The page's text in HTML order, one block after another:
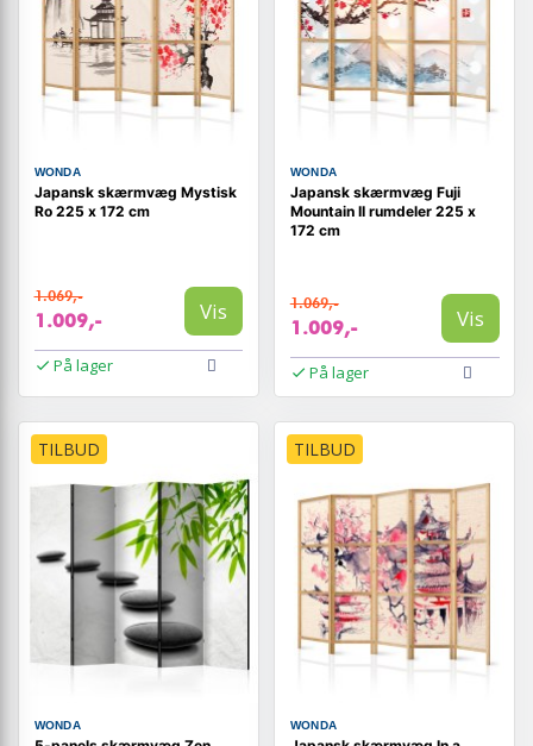
WONDA
Japansk skærmvæg Mystisk
Ro 225 x 172 cm
1.069,-
1.009,- Vis
På lager
WONDA
Japansk skærmvæg Fuji
Mountain II rumdeler 225 x
172 cm
1.069,-
1.009,- Vis
På lager
TILBUD
WONDA
TILBUD
WONDA